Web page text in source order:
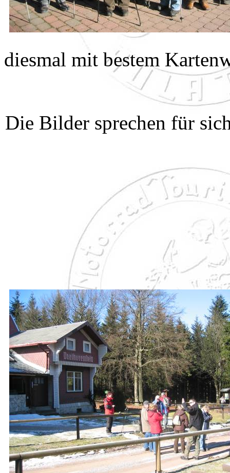
diesmal mit bestem
Die Bilder sprechen für